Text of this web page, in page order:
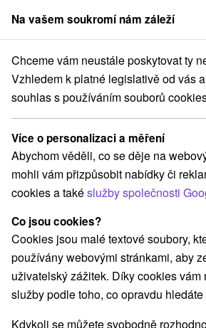
člen skupinySorger
Pobyty na Slovensku Letní pobyty
TOP - nejprodávanější
Kategorie
Všechny kategorie
Pobyty v akci
Wellness pobyty(217) Víkendové
Romantické pobyty
Rodinné pobyty(149)
Vyberte lokalitu nebo termín
Nejprodávanější
Na vašem soukromí nám záleží
Chceme vám neustále poskytovat ty
Vzhledem k platné legislativě od vás
souhlas s používáním souborů
Více o personalizaci a měření
Abychom věděli, co se děje na
mohli vám přizpůsobit nabídky či
cookies a takéslužby společnosti
Co jsou cookies?
Cookies jsou malé textové soubory,
používány webovými stránkami, aby
uživatelský zážitek. Díky cookies vám
služby podle toho, co opravdu
Kdykoli se můžete svobodně